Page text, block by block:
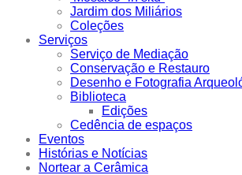
Jardim dos Miliários
Coleções
Serviços
Serviço de Mediação
Conservação e Restauro
Desenho e Fotografia
Biblioteca
Edições
Cedência de espaços
Eventos
Histórias e Notícias
Nortear a Cerâmica